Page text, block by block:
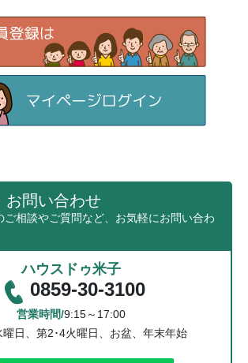
お問い合わせ
ご相談やご質問など、お気軽にお問い合わ
ハウスドゥ米子
0859-30-3100
営業時間/9:15～17:00
曜日、第2･4火曜日、お盆、年末年始